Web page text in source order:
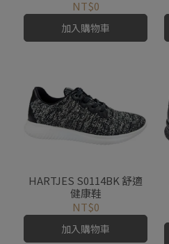
NT$0
加入購物車
HARTJES S0114BK 舒適
健康鞋
NT$0
加入購物車